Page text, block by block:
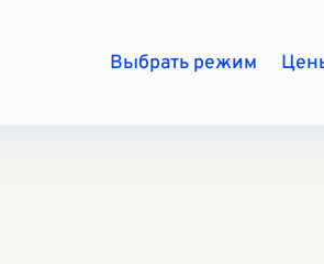
Выбрать режим